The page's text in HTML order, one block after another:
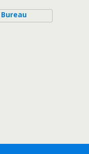
Bureau